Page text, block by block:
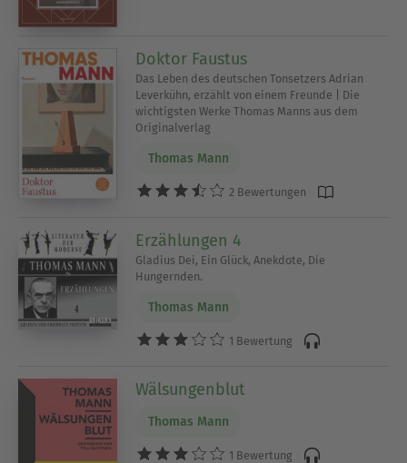
Doktor Faustus
Das Leben des deutschen Tonsetzers Adrian
Leverkühn, erzählt von einem Freunde | Die
wichtigsten Werke Thomas Manns aus dem
Originalverlag
Thomas Mann
2 Bewertungen
Erzählungen 4
Gladius Dei, Ein Glück, Anekdote, Die
Hungernden.
Thomas Mann
1 Bewertung
Wälsungenblut
Thomas Mann
1 Bewertung